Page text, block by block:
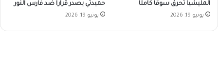
المليشيا تحرق سوقا كاملًا
يونيو 19, 2026
حميدتي يصدر قراراً ضد فارس النور
يونيو 19, 2026